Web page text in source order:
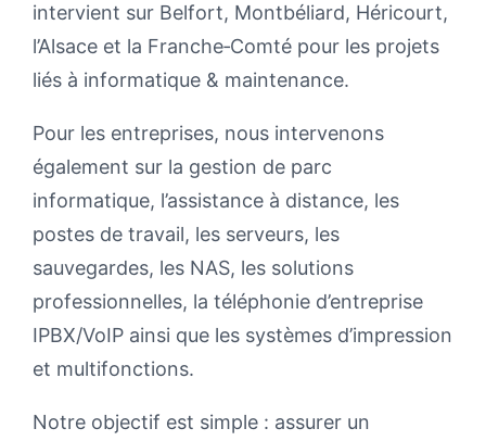
intervient sur Belfort, Montbéliard, Héricourt,
l’Alsace et la Franche‑Comté pour les projets
liés à informatique & maintenance.
Pour les entreprises, nous intervenons
également sur la gestion de parc
informatique, l’assistance à distance, les
postes de travail, les serveurs, les
sauvegardes, les NAS, les solutions
professionnelles, la téléphonie d’entreprise
IPBX/VoIP ainsi que les systèmes d’impression
et multifonctions.
Notre objectif est simple : assurer un